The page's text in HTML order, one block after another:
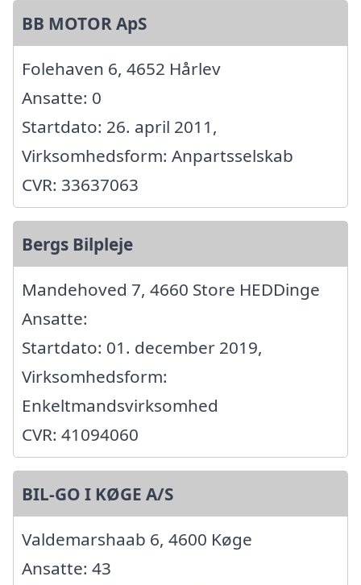
BB MOTOR ApS
Folehaven 6, 4652 Hårlev
Ansatte: 0
Startdato: 26. april 2011,
Virksomhedsform: Anpartsselskab
CVR: 33637063
Bergs Bilpleje
Mandehoved 7, 4660 Store HEDDinge
Ansatte:
Startdato: 01. december 2019,
Virksomhedsform:
Enkeltmandsvirksomhed
CVR: 41094060
BIL-GO I KØGE A/S
Valdemarshaab 6, 4600 Køge
Ansatte: 43